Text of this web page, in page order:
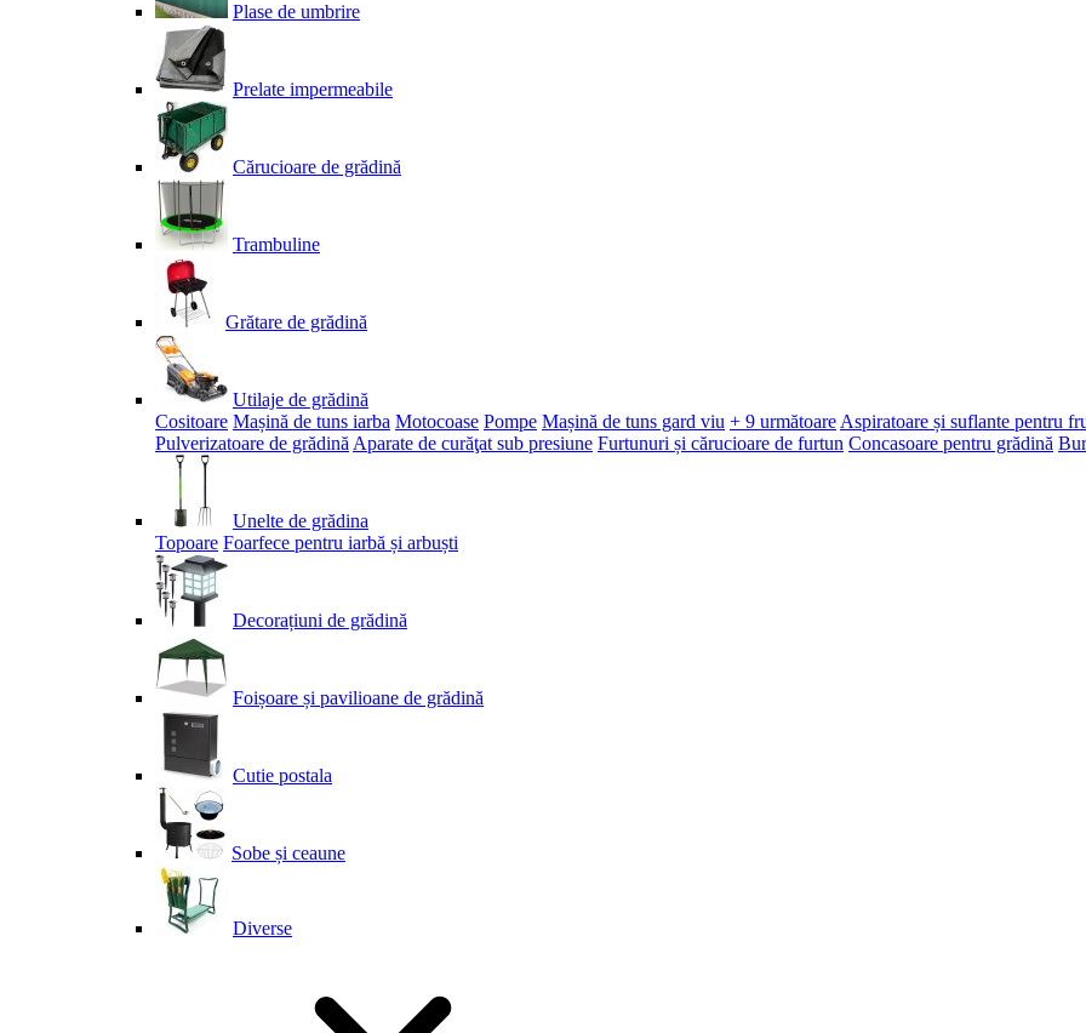
Plase de umbrire
Prelate impermeabile
Cărucioare de grădină
Trambuline
Grătare de grădină
Utilaje de grădină
Cositoare Mașină de tuns iarba Motocoase Pompe Mașină de tuns gard viu + 9 următoare Aspiratoare și suflante pentru
Pulverizatoare de grădină Aparate de curăţat sub presiune Furtunuri și cărucioare de furtun Concasoare pentru grădină
Unelte de grădina
Topoare Foarfece pentru iarbă și arbuști
Decorațiuni de grădină
Foișoare și pavilioane de grădină
Cutie postala
Sobe și ceaune
Diverse